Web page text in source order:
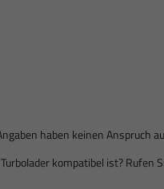
haben keinen Anspruch
kompatibel ist?